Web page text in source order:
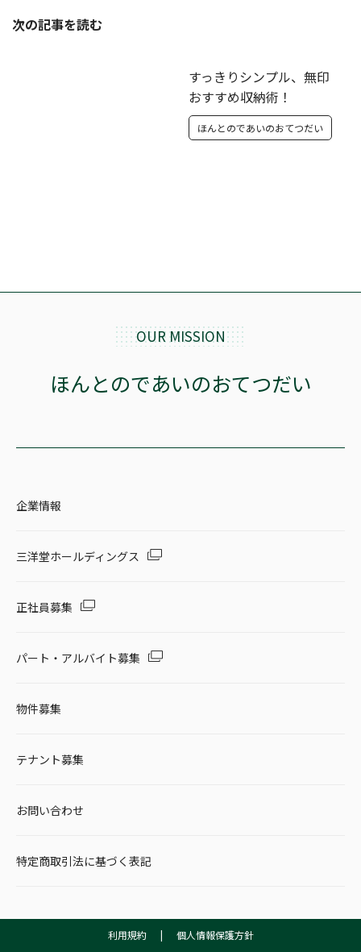
次の記事を読む
すっきりシンプル、無印
おすすめ収納術！
ほんとのであいのおてつだい
OUR MISSION
ほんとのであいのおてつだい
企業情報
三洋堂ホールディングス
正社員募集
パート・アルバイト募集
物件募集
テナント募集
お問い合わせ
特定商取引法に基づく表記
利用規約 | 個人情報保護方針